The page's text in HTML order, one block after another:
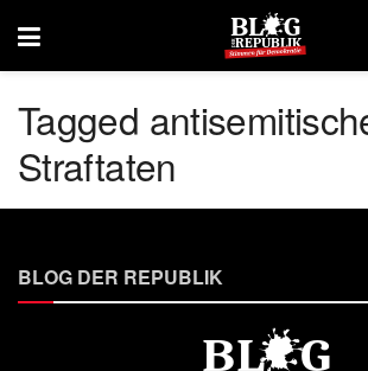
Tagged
Straftaten
BLOG DER REPUBLIK